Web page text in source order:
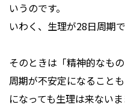
いうのです。
いわく、生理が28日周期
そのときは「精神的なも
周期が不安定になること
になっても生理は来ないま